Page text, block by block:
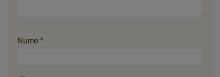
Nume *